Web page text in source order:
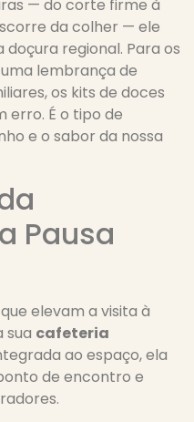
— do corte firme à
da colher — ele
regional. Para os
lembrança de
os kits de doces
erro. É o tipo de
e o sabor da nossa
Pausa
elevam a visita à
sua cafeteria
ao espaço, ela
de encontro e